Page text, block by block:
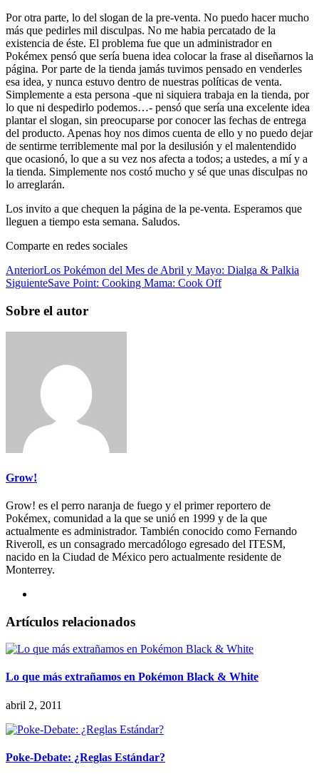
Por otra parte, lo del slogan de la pre-venta. No puedo hacer mucho
más que pedirles mil disculpas. No me habia percatado de la
existencia de éste. El problema fue que un administrador en
Pokémex pensó que sería buena idea colocar la frase al diseñarnos la
página. Por parte de la tienda jamás tuvimos pensado en venderles
esa idea, y nunca estuvo dentro de nuestras políticas de venta.
Simplemente a esta persona -que ni siquiera trabaja en la tienda, por
lo que ni despedirlo podemos…- pensó que sería una excelente idea
plantar el slogan, sin preocuparse por conocer las fechas de entrega
del producto. Apenas hoy nos dimos cuenta de ello y no puedo dejar
de sentirme terriblemente mal por la desilusión y el malentendido
que ocasionó, lo que a su vez nos afecta a todos; a ustedes, a mí y a
la tienda. Simplemente nos costó mucho y sé que unas disculpas no
lo arreglarán.
Los invito a que chequen la página de la pe-venta. Esperamos que
lleguen a tiempo esta semana. Saludos.
Comparte en redes sociales
AnteriorLos Pokémon del Mes de Abril y Mayo: Dialga & Palkia
SiguienteSave Point: Cooking Mama: Cook Off
Sobre el autor
Grow!
Grow! es el perro naranja de fuego y el primer reportero de
Pokémex, comunidad a la que se unió en 1999 y de la que
actualmente es administrador. También conocido como Fernando
Riveroll, es un consagrado mercadólogo egresado del ITESM,
nacido en la Ciudad de México pero actualmente residente de
Monterrey.
Artículos relacionados
Lo que más extrañamos en Pokémon Black & White
abril 2, 2011
Poke-Debate: ¿Reglas Estándar?